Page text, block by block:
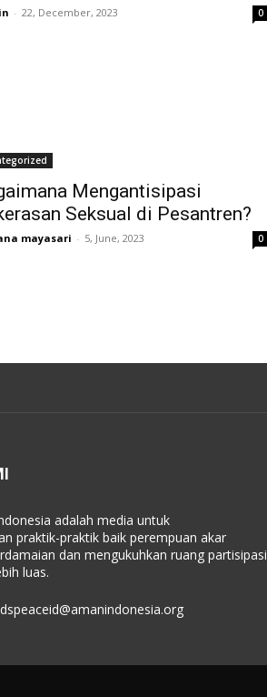
- 22, December, 2023 0
Mengantisipasi
Seksual di Pesantren?
mayasari - 5, June, 2023 0
adalah media untuk
praktik-praktik baik perempuan akar
dan mengukuhkan ruang partisipasi
luas.